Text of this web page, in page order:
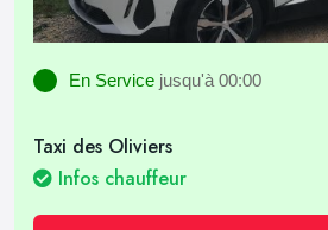
En Service jusqu'à 00:00
Taxi des Oliviers
Infos chauffeur